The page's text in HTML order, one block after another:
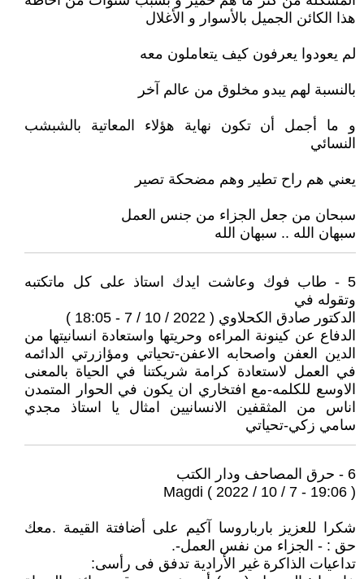
هذا الكائن الجميل بالأسوار و الأغلال
لم يعودوا يعرفون كيف يتعاملون معه
بالنسبة لهم يبدو مخلوق من عالم آخر
و ما أجمل أن تكون نهاية هؤلاء المعاتية بالشبشب
النسائي
يعني هم راح تطير وهم مضحكة تصير
سبحان من جعل الجزاء من جنس العمل
سبهان الله .. سبهان الله
5 - طاب فوك وعاشت ايدك استاذ على كل ماتكتبه
وتقوله في
الدكتور صادق الكحلاوي ( 2022 / 10 / 7 - 18:05 )
الدفاع عن كينونة المراءه وحريتها واستعادة انسانيتها من
الدين العفن واصحابه الاعفن-تحياتي ومؤازرتي الدائمه
في العمل لاستعادة كرامة شريكتنا في الحياة بالمعنى
الاوسع للكلمه-مع افتخاري ان يكون في الحوار المتمدن
اناس من المثقفين الانسانيين امثال يا استاذ مجدي
سامي زكي-تحياتي
6 - حرق المصاحف ودار الكتب
Magdi ( 2022 / 10 / 7 - 19:06 )
شكرا للعزيز بارباروسا آكيم على أضافتة القيمة .معك
حق : - الجزاء من نفس العمل-.
تداعيات الذاكرة غير الأرادية تدفق فى رأسى: